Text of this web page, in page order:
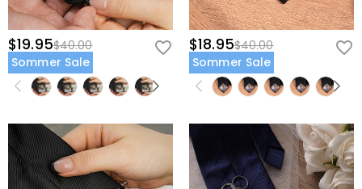
$19.95$40.00
Sommer Sale
$18.95$40.00
Sommer Sale